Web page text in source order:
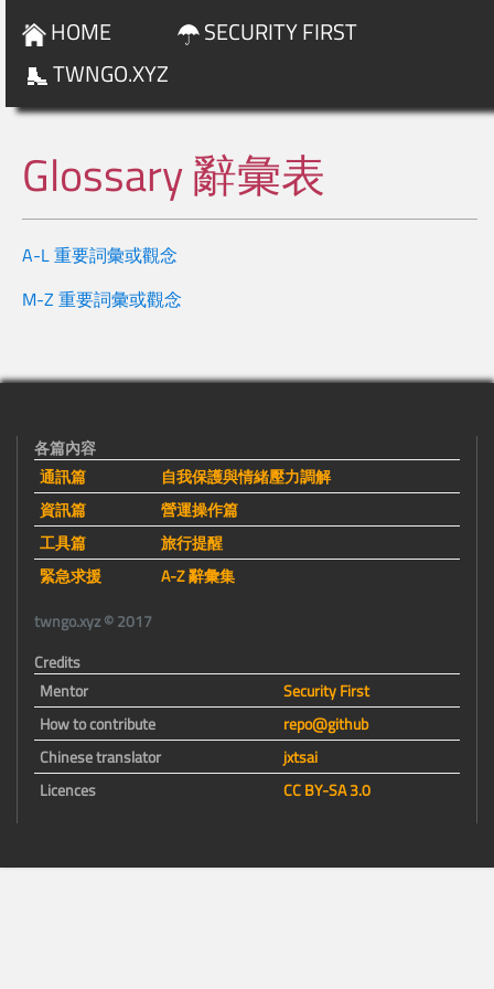
HOME
SECURITY FIRST
TWNGO.XYZ
Glossary 辭彙表
A-L 重要詞彙或觀念
M-Z 重要詞彙或觀念
各篇內容
通訊篇
自我保護與情緒壓力調解
資訊篇
營運操作篇
工具篇
旅行提醒
緊急求援
A-Z 辭彙集
twngo.xyz © 2017
Credits
Mentor
Security First
How to contribute
repo@github
Chinese translator
jxtsai
Licences
CC BY-SA 3.0